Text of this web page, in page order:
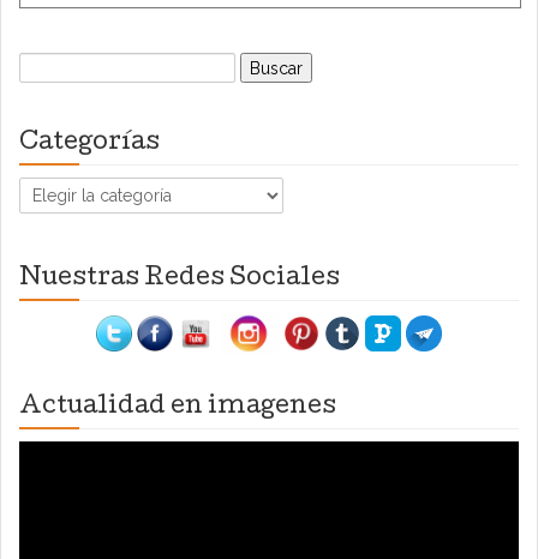
Buscar:
Categorías
Categorías
Nuestras Redes Sociales
Actualidad en imagenes